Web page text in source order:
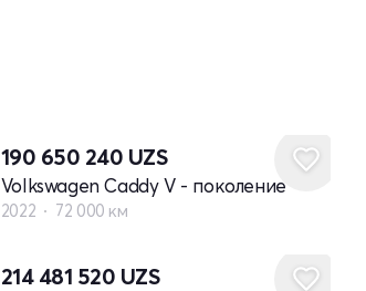
190 650 240 UZS
Volkswagen Caddy V - поколение
2022 72 000 км
214 481 520 UZS